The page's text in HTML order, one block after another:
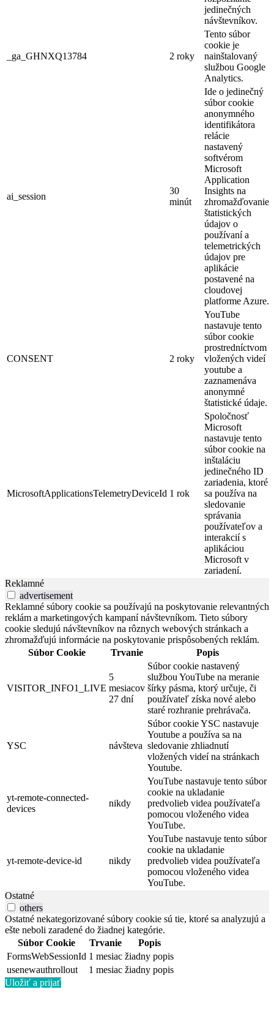
jedinečných
návštevníkov.
_ga_GHNXQ13784 2 roky
Tento súbor
cookie je
nainštalovaný
službou Google
Analytics.
ai_session
30
minút
Ide o jedinečný
súbor cookie
anonymného
identifikátora
relácie
nastavený
softvérom
Microsoft
Application
Insights na
zhromažďovanie
štatistických
údajov o
používaní a
telemetrických
údajov pre
aplikácie
postavené na
cloudovej
platforme Azure.
CONSENT 2 roky
YouTube
nastavuje tento
súbor cookie
prostredníctvom
vložených videí
youtube a
zaznamenáva
anonymné
štatistické údaje.
MicrosoftApplicationsTelemetryDeviceId 1 rok
Spoločnosť
Microsoft
nastavuje tento
súbor cookie na
inštaláciu
jedinečného ID
zariadenia, ktoré
sa používa na
sledovanie
správania
používateľov a
interakcií s
aplikáciou
Microsoft v
zariadení.
Reklamné
advertisement
Reklamné súbory cookie sa používajú na poskytovanie relevantných
reklám a marketingových kampaní návštevníkom. Tieto súbory
cookie sledujú návštevníkov na rôznych webových stránkach a
zhromažďujú informácie na poskytovanie prispôsobených reklám.
Súbor Cookie
Trvanie Popis
VISITOR_INFO1_LIVE
5
mesiacov
27 dní
Súbor cookie nastavený
službou YouTube na meranie
šírky pásma, ktorý určuje, či
používateľ získa nové alebo
staré rozhranie prehrávača.
YSC návšteva
Súbor cookie YSC nastavuje
Youtube a používa sa na
sledovanie zhliadnutí
vložených videí na stránkach
Youtube.
yt-remote-connected-
devices
nikdy
YouTube nastavuje tento súbor
cookie na ukladanie
predvolieb videa používateľa
pomocou vloženého videa
YouTube.
yt-remote-device-id nikdy
YouTube nastavuje tento súbor
cookie na ukladanie
predvolieb videa používateľa
pomocou vloženého videa
YouTube.
Ostatné
others
Ostatné nekategorizované súbory cookie sú tie, ktoré sa analyzujú a
ešte neboli zaradené do žiadnej kategórie.
Súbor Cookie
Trvanie
Popis
FormsWebSessionId 1 mesiac žiadny popis
usenewauthrollout
1 mesiac žiadny popis
Uložiť a prijať